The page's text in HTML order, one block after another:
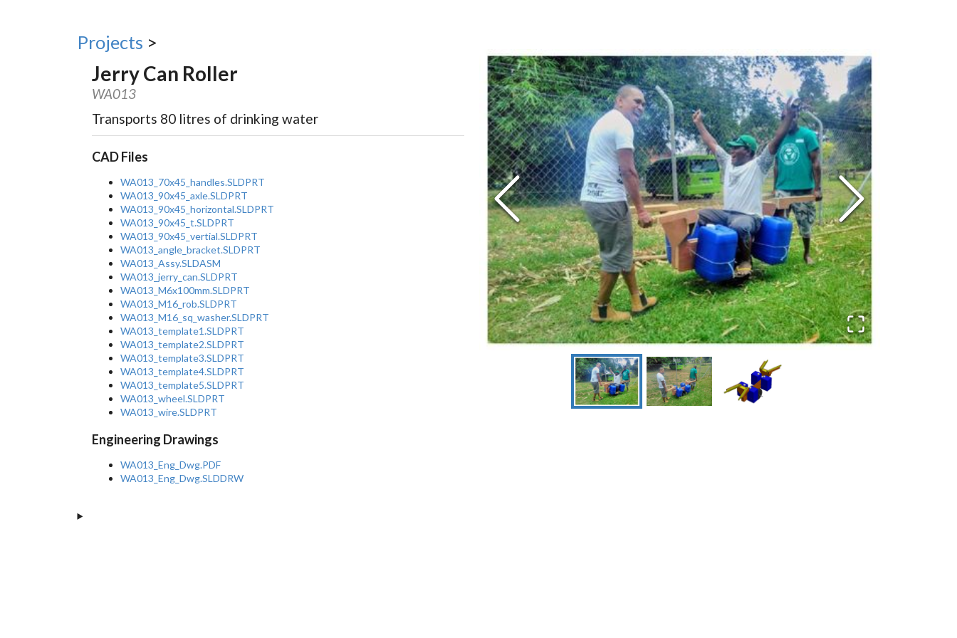
Projects >
Jerry Can Roller
WA013
Transports 80 litres of drinking water
CAD Files
WA013_70x45_handles.SLDPRT
WA013_90x45_axle.SLDPRT
WA013_90x45_horizontal.SLDPRT
WA013_90x45_t.SLDPRT
WA013_90x45_vertial.SLDPRT
WA013_angle_bracket.SLDPRT
WA013_Assy.SLDASM
WA013_jerry_can.SLDPRT
WA013_M6x100mm.SLDPRT
WA013_M16_rob.SLDPRT
WA013_M16_sq_washer.SLDPRT
WA013_template1.SLDPRT
WA013_template2.SLDPRT
WA013_template3.SLDPRT
WA013_template4.SLDPRT
WA013_template5.SLDPRT
WA013_wheel.SLDPRT
WA013_wire.SLDPRT
Engineering Drawings
WA013_Eng_Dwg.PDF
WA013_Eng_Dwg.SLDDRW